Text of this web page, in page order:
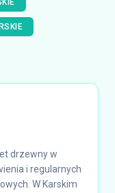
drzewny w
i regularnych
W Karskim